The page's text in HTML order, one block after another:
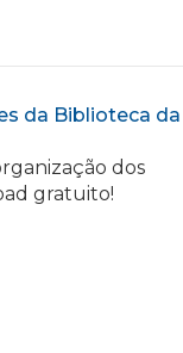
da Biblioteca da
dos
gratuito!